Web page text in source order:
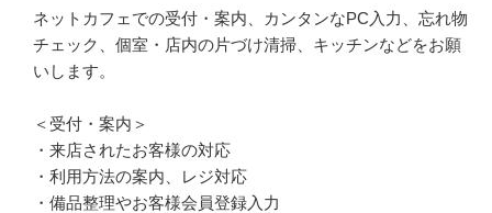
ネットカフェでの受付・案内、カンタンなPC入力、忘れ物
チェック、個室・店内の片づけ清掃、キッチンなどをお願
いします。
＜受付・案内＞
・来店されたお客様の対応
・利用方法の案内、レジ対応
・備品整理やお客様会員登録入力